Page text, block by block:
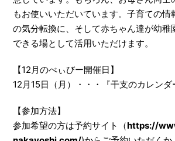
もお使いいただいています。子育ての情
の気分転換に、そして赤ちゃん達が幼稚
できる場として活用いただけます。
【12月のべぃびー開催日】
12月15日（月）・・・『干支のカレンダ
【参加方法】
参加希望の方は予約サイト（https://